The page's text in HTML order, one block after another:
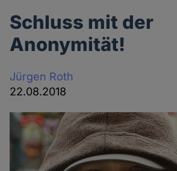
Schluss mit der
Anonymität!
Jürgen Roth
22.08.2018